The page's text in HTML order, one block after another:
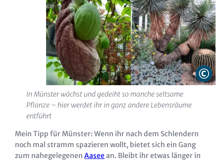
In Münster wächst und gedeiht so manche seltsame
Pflanze – hier werdet ihr in ganz andere Lebensräume
entführt
Mein Tipp für Münster: Wenn ihr nach dem Schlendern
noch mal stramm spazieren wollt, bietet sich ein Gang
zum nahegelegenenAaseean. Bleibt ihr etwas länger in